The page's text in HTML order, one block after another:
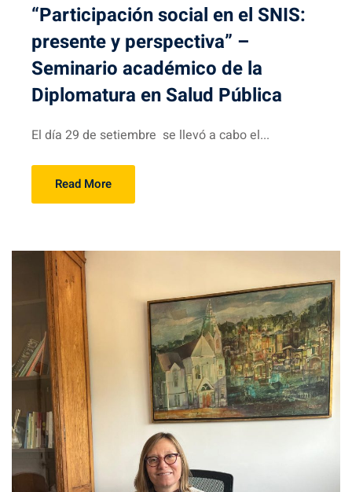
“Participación social en el SNIS:
presente y perspectiva” –
Seminario académico de la
Diplomatura en Salud Pública
El día 29 de setiembre se llevó a cabo el...
Read More